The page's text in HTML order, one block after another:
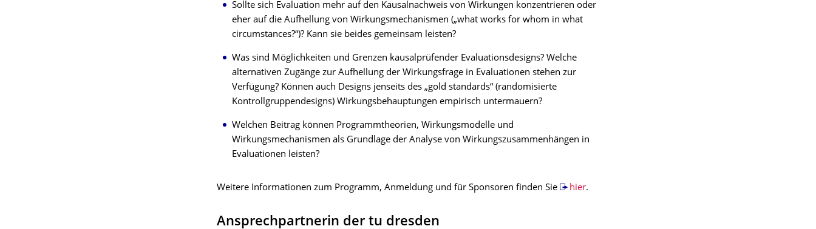
Sollte sich Evaluation mehr auf den Kausalnachweis von Wirkungen konzentrieren oder
eher auf die Aufhellung von Wirkungsmechanismen („what works for whom in what
circumstances?“)? Kann sie beides gemeinsam leisten?
Was sind Möglichkeiten und Grenzen kausalprüfender Evaluationsdesigns? Welche
alternativen Zugänge zur Aufhellung der Wirkungsfrage in Evaluationen stehen zur
Verfügung? Können auch Designs jenseits des „gold standards“ (randomisierte
Kontrollgruppendesigns) Wirkungsbehauptungen empirisch untermauern?
Welchen Beitrag können Programmtheorien, Wirkungsmodelle und
Wirkungsmechanismen als Grundlage der Analyse von Wirkungszusammenhängen in
Evaluationen leisten?
Weitere Informationen zum Programm, Anmeldung und für Sponsoren finden Sie hier.
Ansprechpartnerin der tu dresden